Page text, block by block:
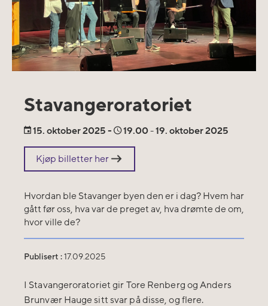
Stavangeroratoriet
15. oktober 2025 - 19.00-19. oktober 2025
Kjøp billetter her
Hvordan ble Stavanger byen den er i dag? Hvem har
gått før oss, hva var de preget av, hva drømte de om,
hvor ville de?
Publisert : 17.09.2025
I Stavangeroratoriet gir Tore Renberg og Anders
Brunvær Hauge sitt svar på disse, og flere.